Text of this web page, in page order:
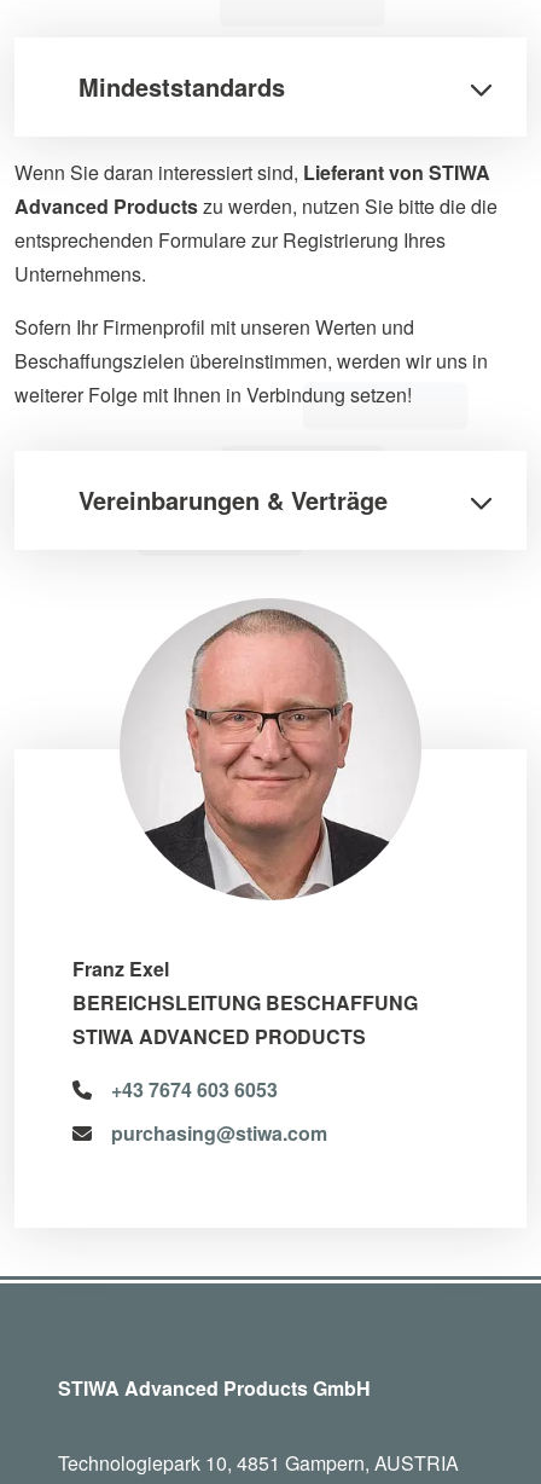
Mindeststandards
Wenn Sie daran interessiert sind, Lieferant von STIWA
Advanced Productszu werden, nutzen Sie bitte die die
entsprechenden Formulare zur Registrierung Ihres
Unternehmens.
Sofern Ihr Firmenprofil mit unseren Werten und
Beschaffungszielen übereinstimmen, werden wir uns in
weiterer Folge mit Ihnen in Verbindung setzen!
Vereinbarungen & Verträge
Franz Exel
BEREICHSLEITUNG BESCHAFFUNG
STIWA ADVANCED PRODUCTS
+43 7674 603 6053
purchasing@stiwa.com
STIWA Advanced Products GmbH
Technologiepark 10, 4851 Gampern, AUSTRIA